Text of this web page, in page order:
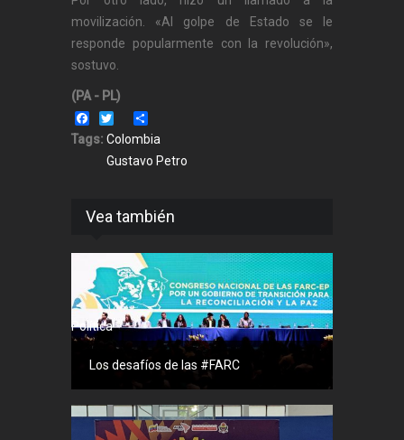
movilización. «Al golpe de Estado se le
responde popularmente con la revolución»,
sostuvo.
(PA - PL)
Facebook
Twitter
Tags: Colombia
Gustavo Petro
Vea también
Política
Los desafíos de las #FARC